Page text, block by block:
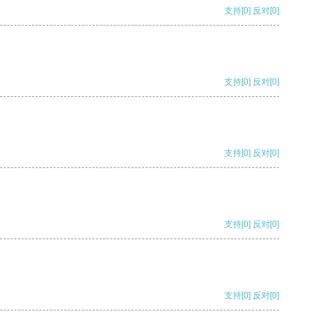
支持[0] 反对[0]
支持[0] 反对[0]
支持[0] 反对[0]
支持[0] 反对[0]
支持[0] 反对[0]